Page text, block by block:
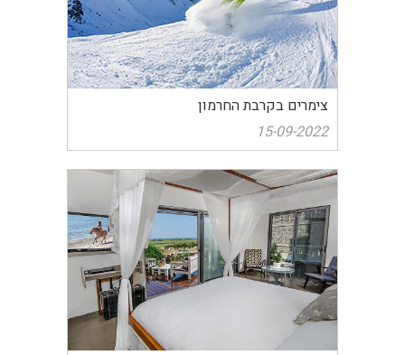
צימרים בקרבת החרמון
15-09-2022